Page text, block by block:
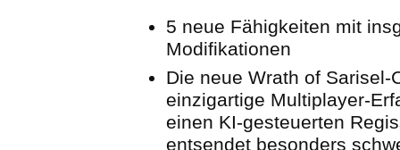
5 neue Fähigkeiten mit
Modifikationen
Die neue Wrath of Sarisel-
einzigartige Multiplayer-
einen KI-gesteuerten
entsendet besonders